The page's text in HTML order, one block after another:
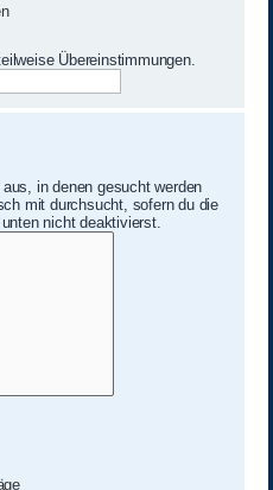
Übereinstimmungen.
in denen gesucht werden
mit durchsucht, sofern du die
unten nicht deaktivierst.